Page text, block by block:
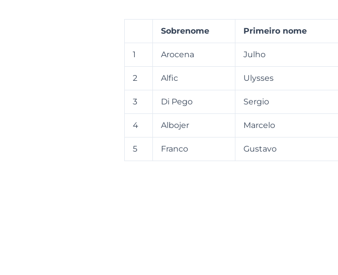
Sobrenome Primeiro nome
1 Arocena Julho
2 Alfic Ulysses
3 Di Pego Sergio
4 Albojer Marcelo
5 Franco Gustavo